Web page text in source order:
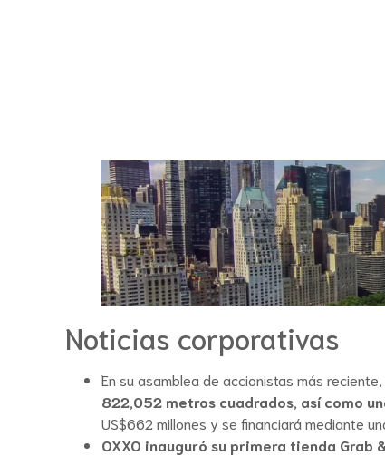
Noticias corporativas
En su asamblea de accionistas más reciente,
822,052 metros cuadrados, así como
US$662 millones y se financiará mediante
OXXO inauguró su primera tienda Grab